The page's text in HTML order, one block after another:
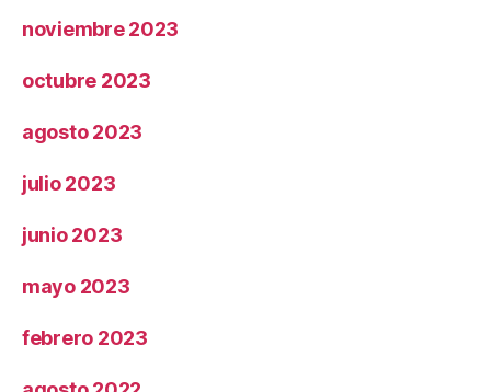
noviembre 2023
octubre 2023
agosto 2023
julio 2023
junio 2023
mayo 2023
febrero 2023